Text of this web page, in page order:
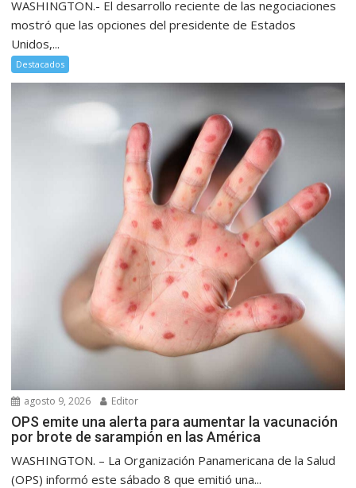
WASHINGTON.- El desarrollo reciente de las negociaciones
mostró que las opciones del presidente de Estados
Unidos,...
Destacados
agosto 9, 2026 Editor
OPS emite una alerta para aumentar la vacunación
por brote de sarampión en las América
WASHINGTON. – La Organización Panamericana de la Salud
(OPS) informó este sábado 8 que emitió una...